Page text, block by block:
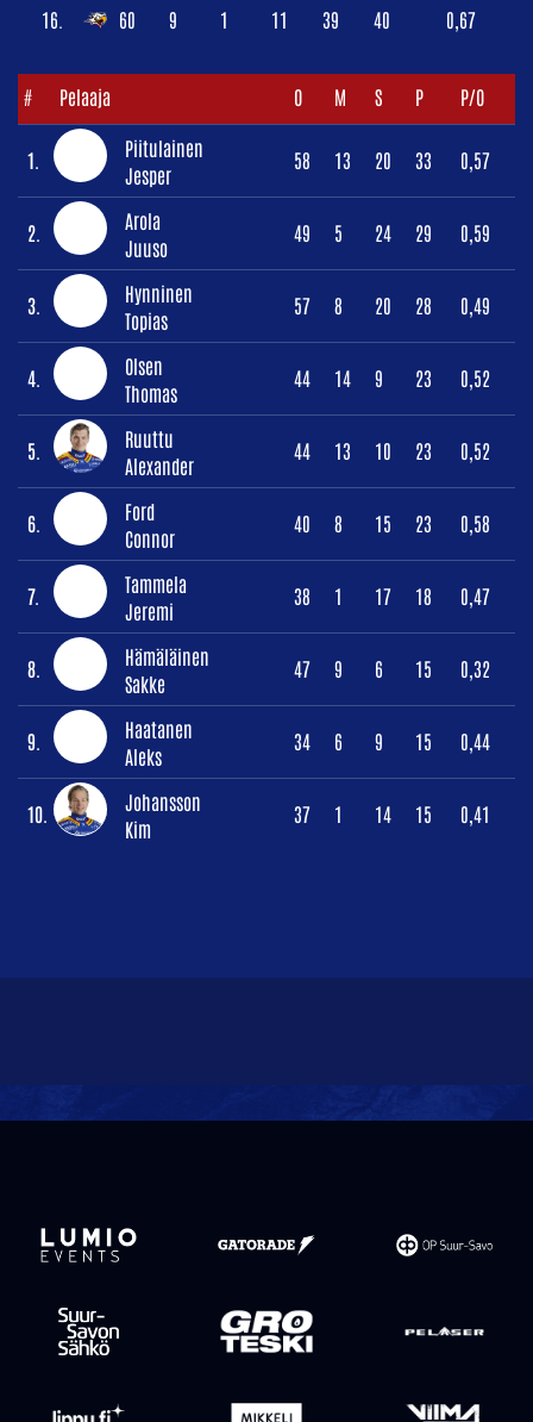
16. 60 9 1 11 39 40 0,67
# Pelaaja O M S P P/O
1.
Piitulainen
Jesper
58 13 20 33 0,57
2.
Arola
Juuso
49 5 24 29 0,59
3.
Hynninen
Topias
57 8 20 28 0,49
4.
Olsen
Thomas
44 14 9 23 0,52
5.
Ruuttu
Alexander
44 13 10 23 0,52
6.
Ford
Connor
40 8 15 23 0,58
7.
Tammela
Jeremi
38 1 17 18 0,47
8.
Hämäläinen
Sakke
47 9 6 15 0,32
9.
Haatanen
Aleks
34 6 9 15 0,44
10.
Johansson
Kim
37 1 14 15 0,41